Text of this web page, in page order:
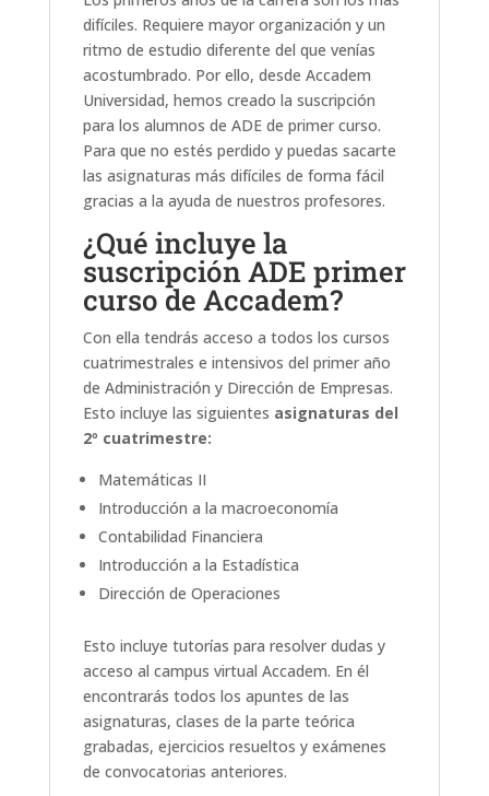
difíciles. Requiere mayor organización y un
ritmo de estudio diferente del que venías
acostumbrado. Por ello, desde Accadem
Universidad, hemos creado la suscripción
para los alumnos de ADE de primer curso.
Para que no estés perdido y puedas sacarte
las asignaturas más difíciles de forma fácil
gracias a la ayuda de nuestros profesores.
¿Qué incluye la
suscripción ADE primer
curso de Accadem?
Con ella tendrás acceso a todos los cursos
cuatrimestrales e intensivos del primer año
de Administración y Dirección de Empresas.
Esto incluye las siguientes asignaturas del
2º cuatrimestre:
Matemáticas II
Introducción a la macroeconomía
Contabilidad Financiera
Introducción a la Estadística
Dirección de Operaciones
Esto incluye tutorías para resolver dudas y
acceso al campus virtual Accadem. En él
encontrarás todos los apuntes de las
asignaturas, clases de la parte teórica
grabadas, ejercicios resueltos y exámenes
de convocatorias anteriores.